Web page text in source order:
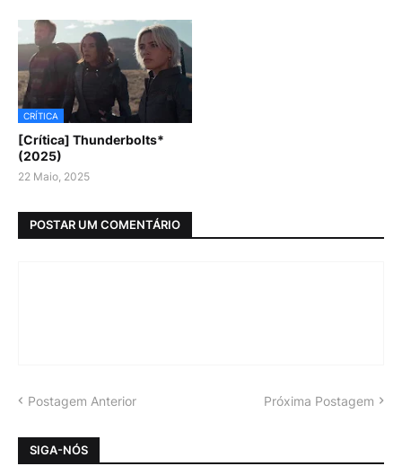
CRÍTICA
[Crítica] Thunderbolts*
(2025)
22 Maio, 2025
POSTAR UM COMENTÁRIO
Postagem Anterior Próxima Postagem
SIGA-NÓS